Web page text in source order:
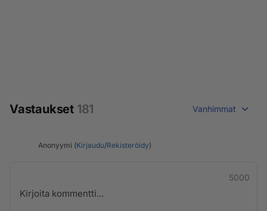
Vastaukset 181 Vanhimmat
Anonyymi (Kirjaudu/Rekisteröidy)
5000